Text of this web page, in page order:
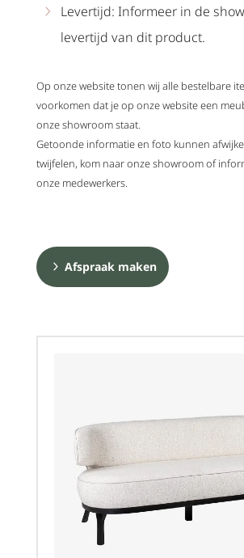
Levertijd: Informeer in de
levertijd van dit product.
Op onze website tonen wij alle bestelbare
voorkomen dat je op onze website een
onze showroom staat.
Getoonde informatie en foto kunnen
twijfelen, kom naar onze showroom of
onze medewerkers.
Afspraak maken